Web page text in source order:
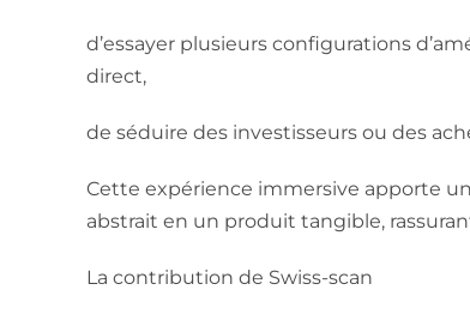
d’essayer plusieurs configurations
direct,
de séduire des investisseurs ou des
Cette expérience immersive apporte
abstrait en un produit tangible,
La contribution de Swiss-scan